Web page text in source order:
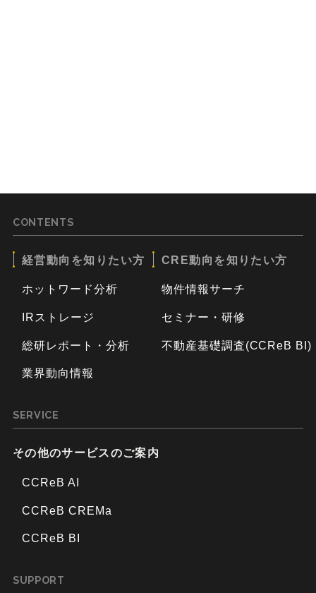
CONTENTS
経営動向を知りたい方
ホットワード分析
IRストレージ
総研レポート・分析
業界動向情報
CRE動向を知りたい方
物件情報サーチ
セミナー・研修
不動産基礎調査(CCReB BI)
SERVICE
その他のサービスのご案内
CCReB AI
CCReB CREMa
CCReB BI
SUPPORT